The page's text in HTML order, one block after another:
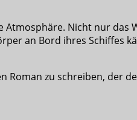
Nicht nur
an Bord ihres Schiffes
Roman zu schreiben, der